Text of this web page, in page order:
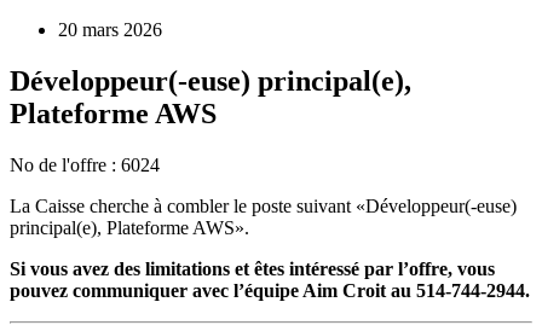
20 mars 2026
Développeur(-euse) principal(e),
Plateforme AWS
No de l'offre : 6024
La Caisse cherche à combler le poste suivant «Développeur(-euse)
principal(e), Plateforme AWS».
Si vous avez des limitations et êtes intéressé par l’offre, vous
pouvez communiquer avec l’équipe Aim Croit au 514-744-2944.